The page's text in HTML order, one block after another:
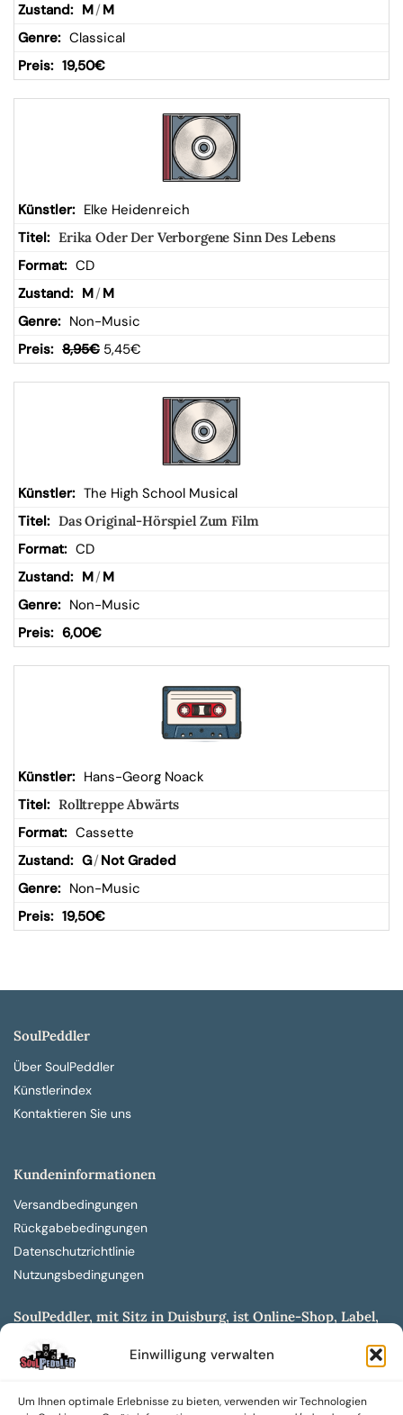
Einwilligung verwalten
Um Ihnen optimale Erlebnisse zu bieten, verwenden wir Technologien
M/ M
Classical
19,50€
Elke Heidenreich
Erika Oder Der Verborgene Sinn Des Lebens
CD
M/ M
Non-Music
8,95€ 5,45€
The High School Musical
Das Original-Hörspiel Zum Film
CD
M/ M
Non-Music
6,00€
Hans-Georg Noack
Rolltreppe Abwärts
Cassette
G/ Not Graded
Non-Music
19,50€
SoulPeddler
Über SoulPeddler
Künstlerindex
Kontaktieren Sie uns
Kundeninformationen
Versandbedingungen
Rückgabebedingungen
Datenschutzrichtlinie
Nutzungsbedingungen
SoulPeddler, mit Sitz in Duisburg, ist Online-Shop, Label,
entwickelt aus dem SoulPeddler Vinyl-Presswerk und
Wir bieten eine breite Auswahl an sowohl hochgradig